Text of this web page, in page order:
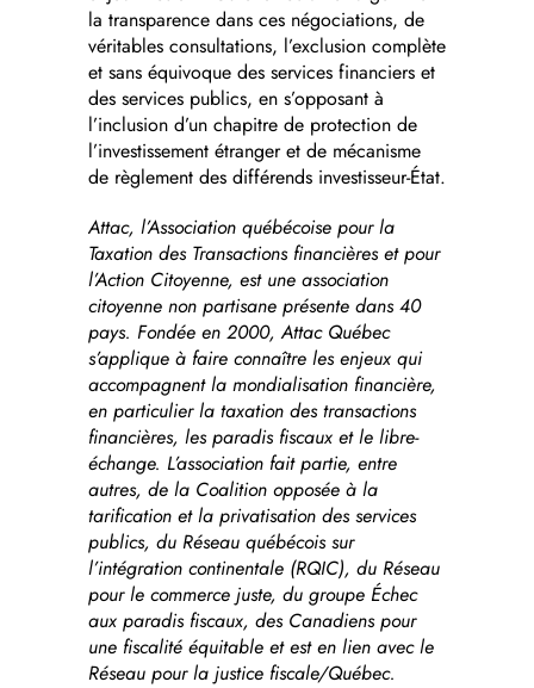
la transparence dans ces négociations, de
véritables consultations, l’exclusion complète
et sans équivoque des services financiers et
des services publics, en s’opposant à
l’inclusion d’un chapitre de protection de
l’investissement étranger et de mécanisme
de règlement des différends investisseur-État.
Attac, l’Association québécoise pour la
Taxation des Transactions financières et pour
l’Action Citoyenne, est une association
citoyenne non partisane présente dans 40
pays. Fondée en 2000, Attac Québec
s’applique à faire connaître les enjeux qui
accompagnent la mondialisation financière,
en particulier la taxation des transactions
financières, les paradis fiscaux et le libre-
échange. L’association fait partie, entre
autres, de la Coalition opposée à la
tarification et la privatisation des services
publics, du Réseau québécois sur
l’intégration continentale (RQIC), du Réseau
pour le commerce juste, du groupe Échec
aux paradis fiscaux, des Canadiens pour
une fiscalité équitable et est en lien avec le
Réseau pour la justice fiscale/Québec.